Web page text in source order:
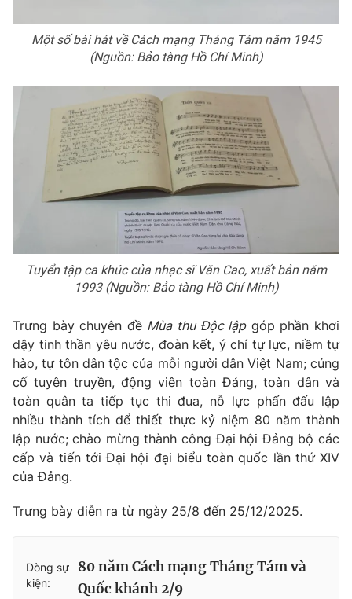
Một số bài hát về Cách mạng Tháng Tám năm 1945
(Nguồn: Bảo tàng Hồ Chí Minh)
Tuyển tập ca khúc của nhạc sĩ Văn Cao, xuất bản năm
1993 (Nguồn: Bảo tàng Hồ Chí Minh)
Trưng bày chuyên đề Mùa thu Độc lậpgóp phần khơi
dậy tinh thần yêu nước, đoàn kết, ý chí tự lực, niềm tự
hào, tự tôn dân tộc của mỗi người dân Việt Nam; củng
cố tuyên truyền, động viên toàn Đảng, toàn dân và
toàn quân ta tiếp tục thi đua, nỗ lực phấn đấu lập
nhiều thành tích để thiết thực kỷ niệm 80 năm thành
lập nước; chào mừng thành công Đại hội Đảng bộ các
cấp và tiến tới Đại hội đại biểu toàn quốc lần thứ XIV
của Đảng.
Trưng bày diễn ra từ ngày 25/8 đến 25/12/2025.
Dòng sự
kiện:
80 năm Cách mạng Tháng Tám và
Quốc khánh 2/9